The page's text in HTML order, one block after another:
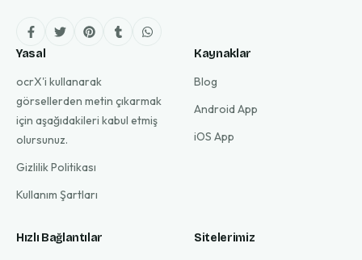
Yasal
ocrX'i kullanarak
görsellerden metin çıkarmak
için aşağıdakileri kabul etmiş
olursunuz.
Gizlilik Politikası
Kullanım Şartları
Kaynaklar
Blog
Android App
iOS App
Hızlı Bağlantılar Sitelerimiz